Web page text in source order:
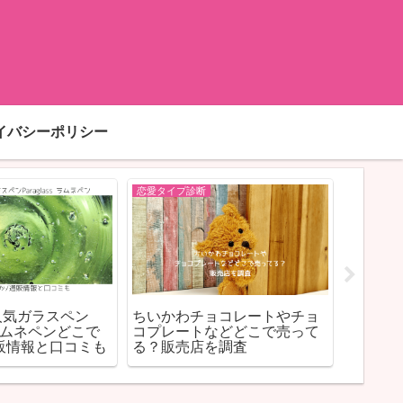
バシーポリシー
ガラスペン
ネペンどこで
情報と口コミも
恋愛タイプ診断
ちいかわチョコレートやチョ
コプレートなどどこで売って
る？販売店を調査